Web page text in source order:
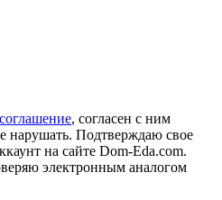
, согласен с ним
нарушать. Подтверждаю свое
на сайте Dom-Eda.com.
электронным аналогом